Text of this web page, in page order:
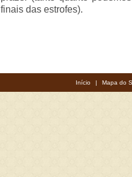
finais das estrofes).
Início | Mapa do